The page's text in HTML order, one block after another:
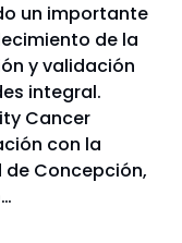
un importante
de la
y validación
integral.
Cancer
con la
de Concepción,